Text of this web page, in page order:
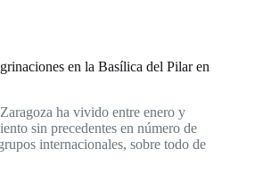
en la Basílica del Pilar en
ha vivido entre enero y
sin precedentes en número de
internacionales, sobre todo de